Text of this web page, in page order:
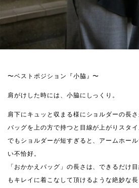
〜ベストポジション『小脇』〜
肩がけした時には、小脇にしっくり。
肩下にキュッと収まる様にショルダーの長さ
バッグを上の方で持つと目線が上がりスタ
でもショルダーが短すぎると、アームホー
い不恰好。
「おかかえバッグ」の長さは、できるだけ
もキレイに着こなして頂けるような絶妙な